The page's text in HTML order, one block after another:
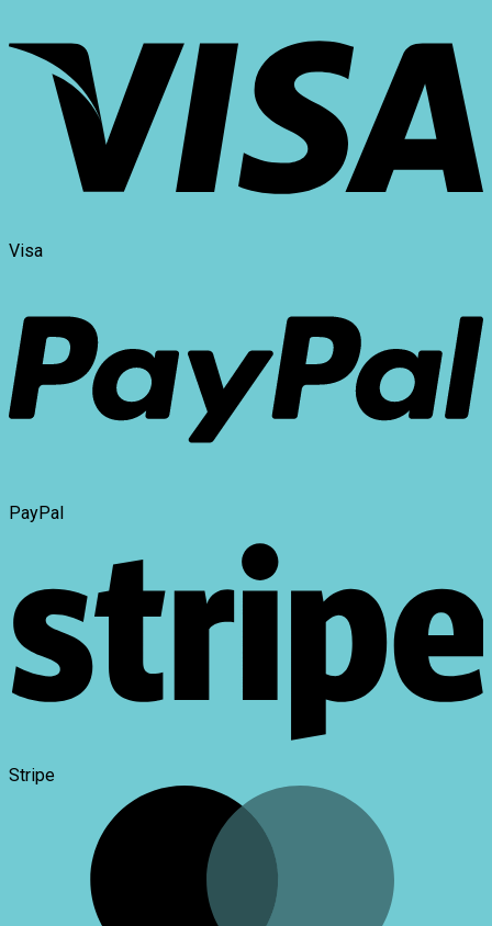
Visa
PayPal
Stripe